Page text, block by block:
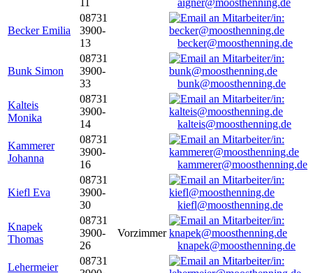
aigner@moosthenning.de
Becker Emilia
08731
3900-
13
becker@moosthenning.de
Bunk Simon
08731
3900-
33
bunk@moosthenning.de
Kalteis
Monika
08731
3900-
14
kalteis@moosthenning.de
Kammerer
Johanna
08731
3900-
16
kammerer@moosthenning.de
Kiefl Eva
08731
3900-
30
kiefl@moosthenning.de
Knapek
Thomas
08731
3900-
26
Vorzimmer
knapek@moosthenning.de
Lehermeier
08731